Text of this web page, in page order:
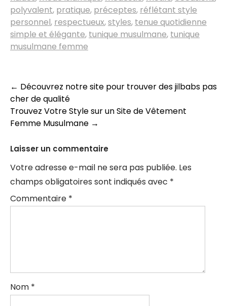
polyvalent, pratique, préceptes, réflétant style
personnel, respectueux,styles, tenue quotidienne
simple et élégante, tunique musulmane, tunique
musulmane femme
Navigation
des
articles
← Découvrez notre site pour trouver des jilbabs pas
cher de qualité
Trouvez Votre Style sur un Site de Vêtement
Femme Musulmane →
Laisser un commentaire
Votre adresse e-mail ne sera pas publiée. Les
champs obligatoires sont indiqués avec *
Commentaire *
Nom *